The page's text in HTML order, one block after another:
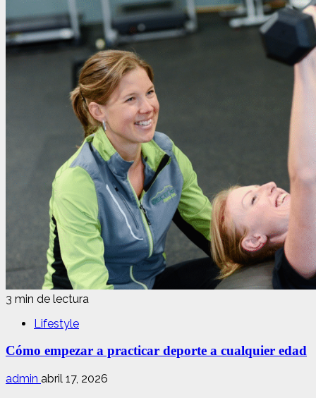
3 min de lectura
Lifestyle
Cómo empezar a practicar deporte a cualquier edad
admin abril 17, 2026